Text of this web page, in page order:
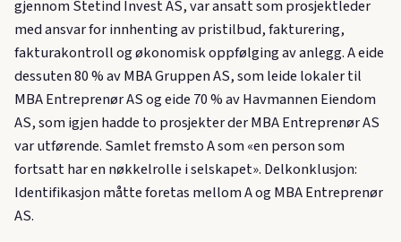
gjennom Stetind Invest AS, var ansatt som prosjektleder
med ansvar for innhenting av pristilbud, fakturering,
fakturakontroll og økonomisk oppfølging av anlegg. A eide
dessuten 80 % av MBA Gruppen AS, som leide lokaler til
MBA Entreprenør AS og eide 70 % av Havmannen Eiendom
AS, som igjen hadde to prosjekter der MBA Entreprenør AS
var utførende. Samlet fremsto A som «en person som
fortsatt har en nøkkelrolle i selskapet». Delkonklusjon:
Identifikasjon måtte foretas mellom A og MBA Entreprenør
AS.